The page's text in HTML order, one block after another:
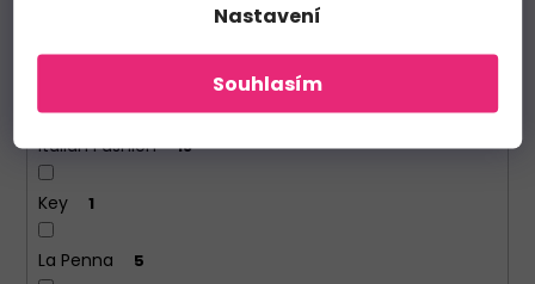
Nastavení
Souhlasím
Italian Fashion 18
Key 1
La Penna 5